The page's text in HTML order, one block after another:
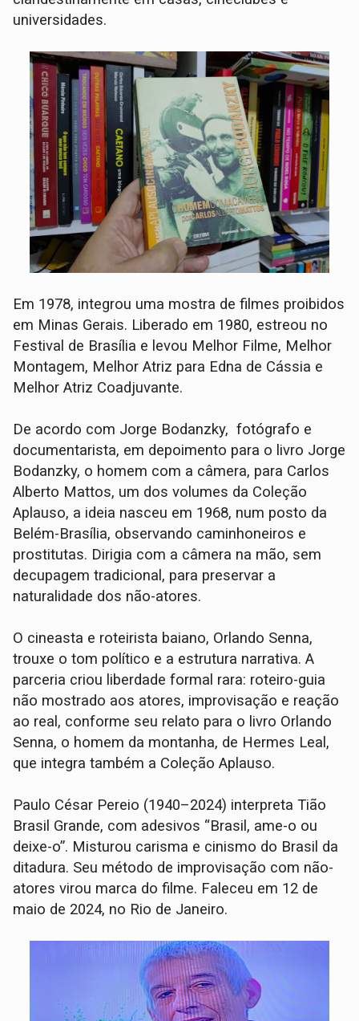
universidades.
Em 1978, integrou uma mostra de filmes proibidos
em Minas Gerais. Liberado em 1980, estreou no
Festival de Brasília e levou Melhor Filme, Melhor
Montagem, Melhor Atriz para Edna de Cássia e
Melhor Atriz Coadjuvante.
De acordo com Jorge Bodanzky, fotógrafo e
documentarista, em depoimento para o livro Jorge
Bodanzky, o homem com a câmera, para Carlos
Alberto Mattos, um dos volumes da Coleção
Aplauso, a ideia nasceu em 1968, num posto da
Belém-Brasília, observando caminhoneiros e
prostitutas. Dirigia com a câmera na mão, sem
decupagem tradicional, para preservar a
naturalidade dos não-atores.
O cineasta e roteirista baiano, Orlando Senna,
trouxe o tom político e a estrutura narrativa. A
parceria criou liberdade formal rara: roteiro-guia
não mostrado aos atores, improvisação e reação
ao real, conforme seu relato para o livro Orlando
Senna, o homem da montanha, de Hermes Leal,
que integra também a Coleção Aplauso.
Paulo César Pereio (1940–2024) interpreta Tião
Brasil Grande, com adesivos “Brasil, ame-o ou
deixe-o”. Misturou carisma e cinismo do Brasil da
ditadura. Seu método de improvisação com não-
atores virou marca do filme. Faleceu em 12 de
maio de 2024, no Rio de Janeiro.